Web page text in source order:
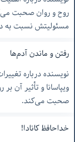
روح و روان صحبت
مسئولیتش نسبت به
رفتن و ماندن آدم‌ها
نویسنده درباره
ویپاسانا و تأثیر آن
صحبت می‌کند.
خداحافظ کانادا!